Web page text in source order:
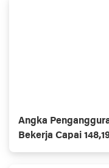
Angka
Bekerja Capai